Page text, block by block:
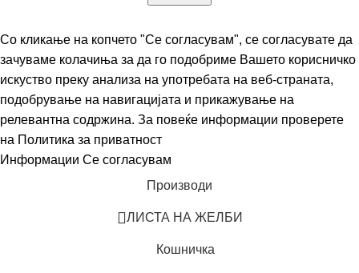
Со кликање на копчето "Се согласувам", се согласувате да
зачуваме колачиња за да го подобриме Вашето корисничко
искуство преку анализа на употребата на веб-страната,
подобрување на навигацијата и прикажување на
релевантна содржина. За повеќе информации проверете
на Политика за приватност
Информации Се согласувам
Производи
ЛИСТА НА ЖЕЛБИ
Кошничка